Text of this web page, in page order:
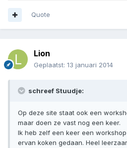
Quote
Lion
Geplaatst: 13 januari 2014
schreef Stuudje:
Op deze site staat ook een
maar doen ze vast nog een keer.
Ik heb zelf een keer een
ervan koken gedaan. Heel